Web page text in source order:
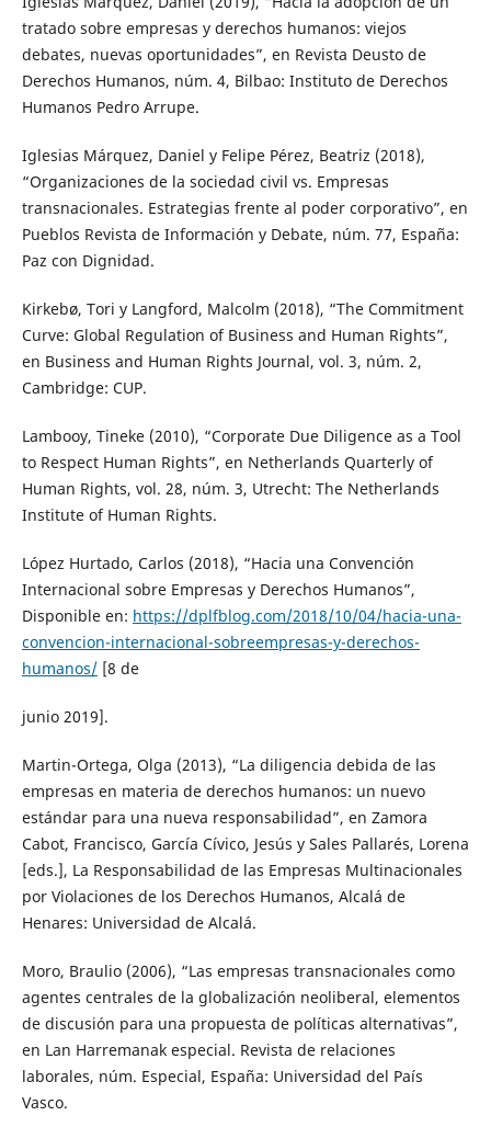
tratado sobre empresas y derechos humanos: viejos
debates, nuevas oportunidades”, en Revista Deusto de
Derechos Humanos, núm. 4, Bilbao: Instituto de Derechos
Humanos Pedro Arrupe.
Iglesias Márquez, Daniel y Felipe Pérez, Beatriz (2018),
“Organizaciones de la sociedad civil vs. Empresas
transnacionales. Estrategias frente al poder corporativo”, en
Pueblos Revista de Información y Debate, núm. 77, España:
Paz con Dignidad.
Kirkebø, Tori y Langford, Malcolm (2018), “The Commitment
Curve: Global Regulation of Business and Human Rights”,
en Business and Human Rights Journal, vol. 3, núm. 2,
Cambridge: CUP.
Lambooy, Tineke (2010), “Corporate Due Diligence as a Tool
to Respect Human Rights”, en Netherlands Quarterly of
Human Rights, vol. 28, núm. 3, Utrecht: The Netherlands
Institute of Human Rights.
López Hurtado, Carlos (2018), “Hacia una Convención
Internacional sobre Empresas y Derechos Humanos”,
Disponible en: https://dplfblog.com/2018/10/04/hacia-una-
convencion-internacional-sobreempresas-y-derechos-
humanos/[8 de
junio 2019].
Martin-Ortega, Olga (2013), “La diligencia debida de las
empresas en materia de derechos humanos: un nuevo
estándar para una nueva responsabilidad”, en Zamora
Cabot, Francisco, García Cívico, Jesús y Sales Pallarés, Lorena
[eds.], La Responsabilidad de las Empresas Multinacionales
por Violaciones de los Derechos Humanos, Alcalá de
Henares: Universidad de Alcalá.
Moro, Braulio (2006), “Las empresas transnacionales como
agentes centrales de la globalización neoliberal, elementos
de discusión para una propuesta de políticas alternativas”,
en Lan Harremanak especial. Revista de relaciones
laborales, núm. Especial, España: Universidad del País
Vasco.